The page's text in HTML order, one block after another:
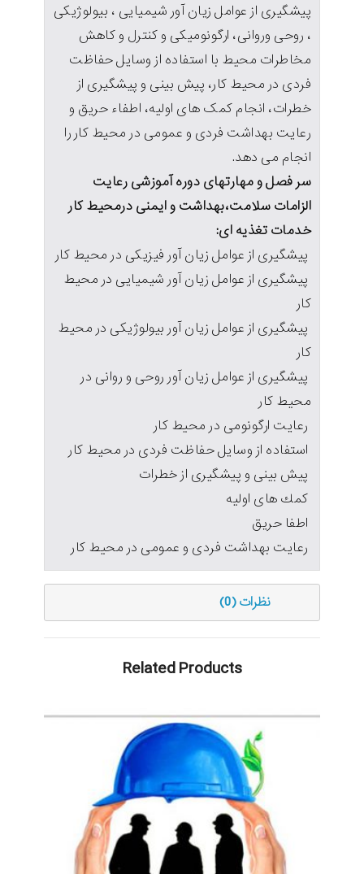
پیشگیری از عوامل زیان آور شیمیایی ، بیولوژیکی
، روحی وروانی، ارگونومیکی و کنترل و کاهش
مخاطرات محیط با استفاده از وسایل حفاظت
فردی در محیط کار، پیش بینی و پیشگیری از
خطرات، انجام کمک های اولیه، اطفاء حریق و
رعایت بهداشت فردی و عمومی در محیط کار را
انجام می دهد.
سر فصل و مهارتهای دوره آموزشی رعایت
الزامات سلامت،بهداشت و ایمنی درمحیط کار
خدمات تغذیه ای:
پیشگیری از عوامل زیان آور فیزیكی در محیط كار
پیشگیری از عوامل زیان آور شیمیایی در محیط
كار
پیشگیری از عوامل زیان آور بیولوژیكی در محیط
كار
پیشگیری از عوامل زیان آور روحی و روانی در
محیط كار
رعایت ارگونومی در محیط كار
استفاده از وسایل حفاظت فردی در محیط كار
پیش بینی و پیشگیری از خطرات
كمك های اولیه
اطفا حریق
رعایت بهداشت فردی و عمومی در محیط كار
نظرات (0)
Related Products